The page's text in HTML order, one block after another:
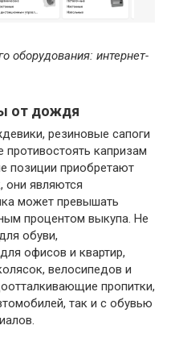
оборудования: интернет-
от дождя
резиновые сапоги
капризам
позиции приобретают
они являются
может превышать
процентом выкупа. Не
обуви,
офисов и квартир,
велосипедов и
пропитки,
так и с обувью